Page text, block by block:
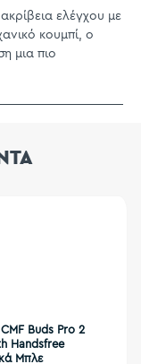
ελέγχου με
κουμπί, ο
μια πιο
Buds Pro 2
Handsfree
Μπλε